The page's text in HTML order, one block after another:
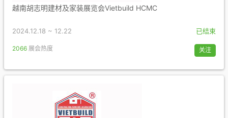
越南胡志明建材及家装展览会Vietbuild HCMC
2024.12.18 ~ 12.22 已结束
2066 展会热度 关注